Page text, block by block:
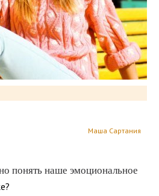
Маша Сартания
понять наше эмоциональное